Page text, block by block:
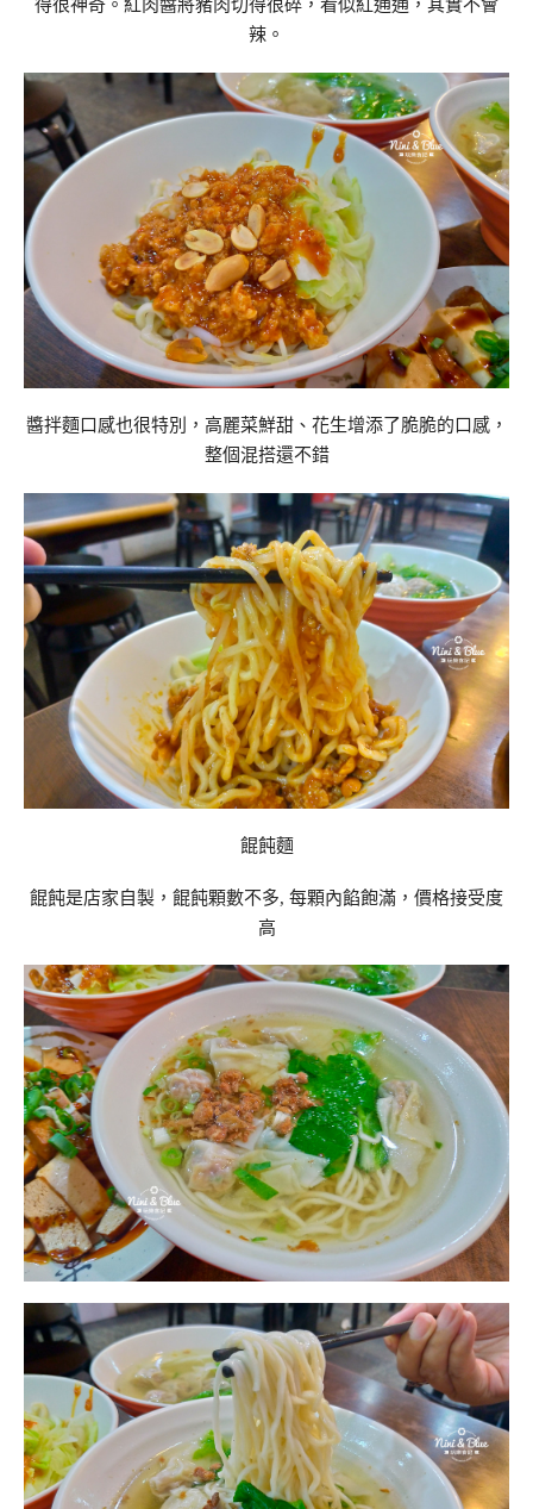
得很神奇。紅肉醬將豬肉切得很碎，看似紅通通，其實不會
辣。
醬拌麵口感也很特別，高麗菜鮮甜、花生增添了脆脆的口感，
整個混搭還不錯
餛飩麵
餛飩是店家自製，餛飩顆數不多, 每顆內餡飽滿，價格接受度
高